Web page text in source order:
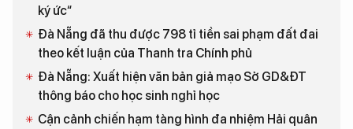
ký ức“
Đà Nẵng đã thu được 798 tỉ tiền sai phạm đất đai
theo kết luận của Thanh tra Chính phủ
Đà Nẵng: Xuất hiện văn bản giả mạo Sở GD&ĐT
thông báo cho học sinh nghỉ học
Cận cảnh chiến hạm tàng hình đa nhiệm Hải quân